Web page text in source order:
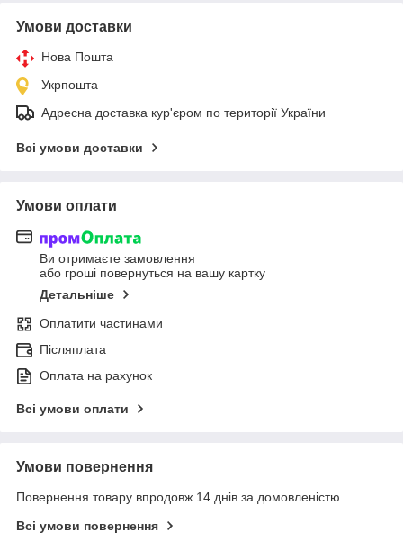
Умови доставки
Нова Пошта
Укрпошта
Адресна доставка кур'єром по території України
Всі умови доставки
Умови оплати
Ви отримаєте замовлення
або гроші повернуться на вашу картку
Детальніше
Оплатити частинами
Післяплата
Оплата на рахунок
Всі умови оплати
Умови повернення
Повернення товару впродовж 14 днів за домовленістю
Всі умови повернення